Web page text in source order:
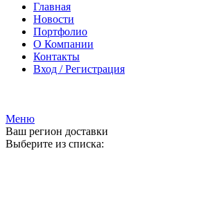
Главная
Новости
Портфолио
О Компании
Контакты
Вход / Регистрация
Меню
Ваш регион доставки
Выберите из списка: